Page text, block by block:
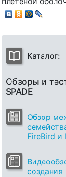
Каталог:
Обзоры и
SPADE
Обзор
FireBird и
создания